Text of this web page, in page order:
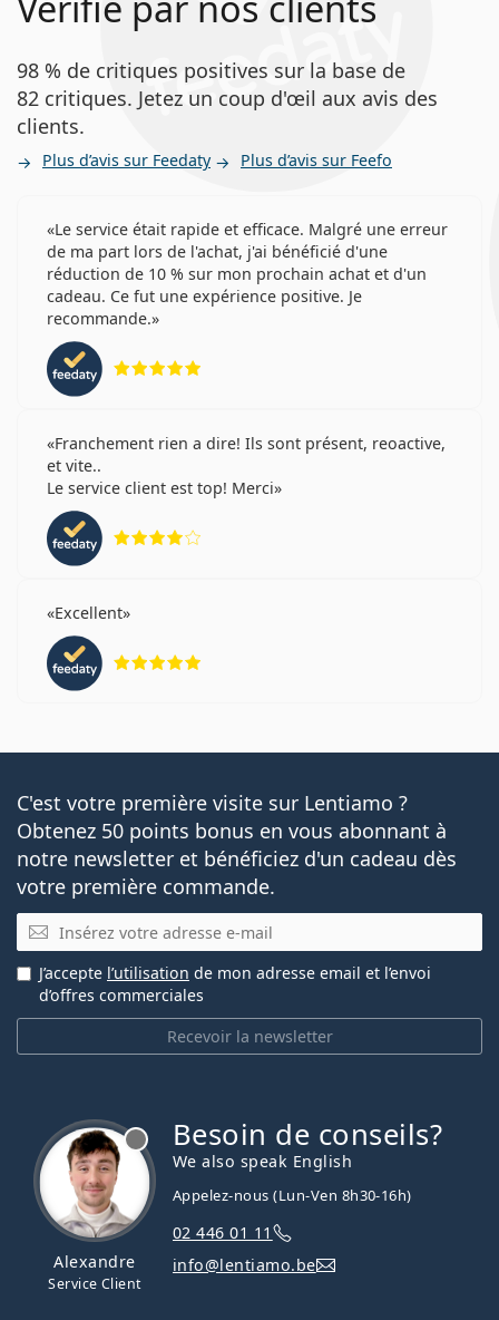
le moyen idéal de protéger vos yeux contre les rayons
À qui s'adressent les lentilles Bausch +
Lomb ULTRA One Day Multifocal?
cas de myopie et d'hypermétropie).
Aux personnes qui préfèrent leslentilles
multifocales , car elles ne souhaitent pas alterner
entre lunettes et lentilles pour corriger leur vision
de près et de loin.
Aux personnes qui préfèrent la commodité des
lentilles journalières
Aux personnes qui préfèrent une routine de port
Questions fréquentes
Combien de temps peut-on porter les lentilles
Peut-on dormir avec les lentilles Bausch + Lomb
ULTRA One Day Multifocal?
Lentilles progressives et
Lentilles de contact
98 % de critiques positives sur la base de
82 critiques. Jetez un coup d'œil aux avis des
clients.
Plus d’avis sur Feedaty Plus d’avis sur Feefo
Le service était rapide et efficace. Malgré une erreur
de ma part lors de l'achat, j'ai bénéficié d'une
réduction de 10 % sur mon prochain achat et d'un
cadeau. Ce fut une expérience positive. Je
recommande.
Franchement rien a dire! Ils sont présent, reoactive,
et vite..
Le service client est top! Merci
Excellent
C'est votre première visite sur Lentiamo ?
Obtenez 50 points bonus en vous abonnant à
notre newsletter et bénéficiez d'un cadeau dès
votre première commande.
E-mail
Recevoir la newsletter
J’accepte l’utilisation de mon adresse email et l’envoi
d’offres commerciales
Alexandre
Service Client
Besoin de conseils?
We also speak English
Appelez-nous (Lun-Ven 8h30-16h)
02 446 01 11
info@lentiamo.be